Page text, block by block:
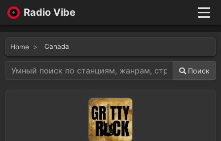
Radio Vibe
Genres
Likes
Favorites
Home Canada
Поиск